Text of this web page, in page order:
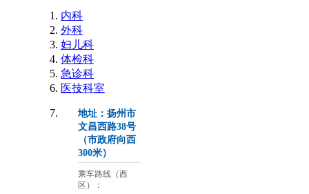
内科
外科
妇儿科
体检科
急诊科
医技科室
地址：扬州市
文昌西路38号
（市政府向西
300米）
乘车路线（西
区）：